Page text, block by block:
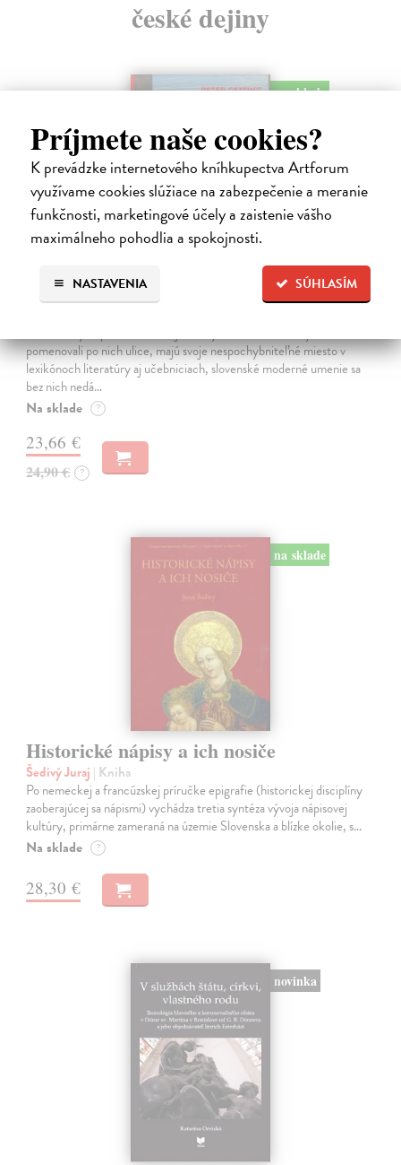
Príjmete naše cookies?
K prevádzke internetového kníhkupectva Artforum
využívame cookies slúžiace na zabezpečenie a meranie
funkčnosti, marketingové účely a zaistenie vášho
maximálneho pohodlia a spokojnosti.
SÚHLASÍM
NASTAVENIA
české dejiny
na sklade
Studne mútne
pomenovali po nich ulice, majú svoje nespochybniteľné miesto v
lexikónoch literatúry aj učebniciach, slovenské moderné umenie sa
bez nich nedá…
Na sklade ?
23,66 €
24,90 € ?
na sklade
Historické nápisy a ich nosiče
Šedivý Juraj | Kniha
Po nemeckej a francúzskej príručke epigrafie (historickej disciplíny
zaoberajúcej sa nápismi) vychádza tretia syntéza vývoja nápisovej
kultúry, primárne zameraná na územie Slovenska a blízke okolie, s…
Na sklade ?
28,30 €
novinka